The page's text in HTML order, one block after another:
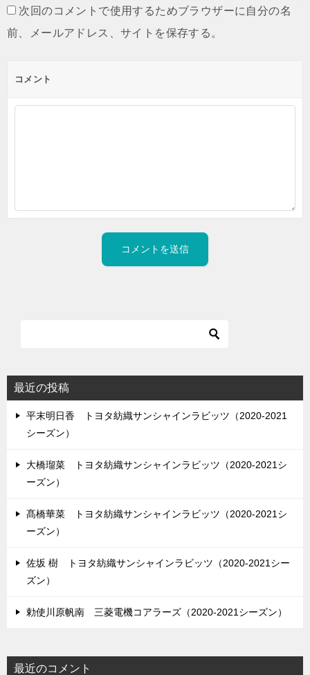
次回のコメントで使用するためブラウザーに自分の名
前、メールアドレス、サイトを保存する。
コメント
最近の投稿
平末明日香 トヨタ紡織サンシャインラビッツ（2020-2021
シーズン）
大橋瑠菜 トヨタ紡織サンシャインラビッツ（2020-2021シ
ーズン）
髙橋華菜 トヨタ紡織サンシャインラビッツ（2020-2021シ
ーズン）
佐坂 樹 トヨタ紡織サンシャインラビッツ（2020-2021シー
ズン）
勅使川原帆南 三菱電機コアラーズ（2020-2021シーズン）
最近のコメント